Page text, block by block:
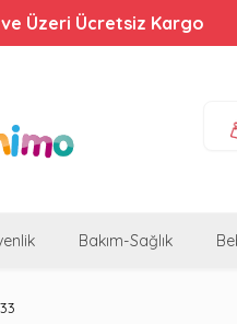
Üzeri Ücretsiz Kargo
%44'e Varan İndirim!
Bakım-Sağlık